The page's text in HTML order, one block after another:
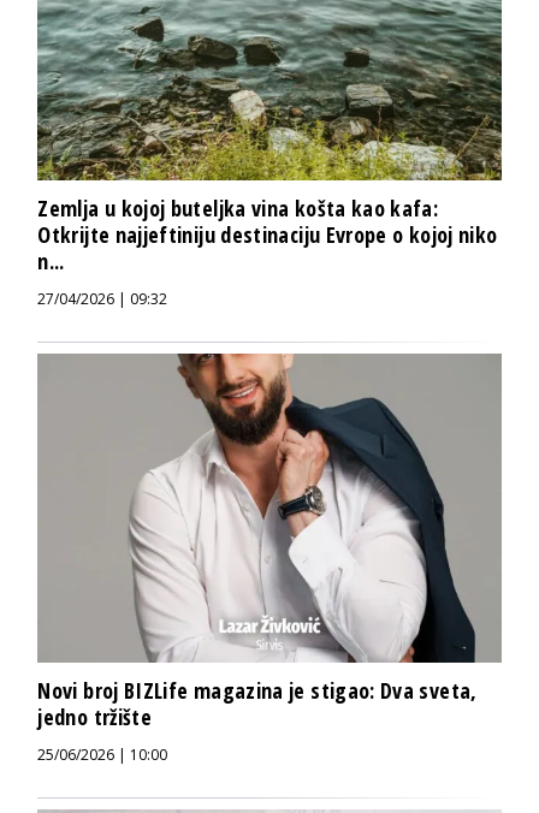
Zemlja u kojoj buteljka vina košta kao kafa:
Otkrijte najjeftiniju destinaciju Evrope o kojoj niko
n...
27/04/2026 | 09:32
Novi broj BIZLife magazina je stigao: Dva sveta,
jedno tržište
25/06/2026 | 10:00